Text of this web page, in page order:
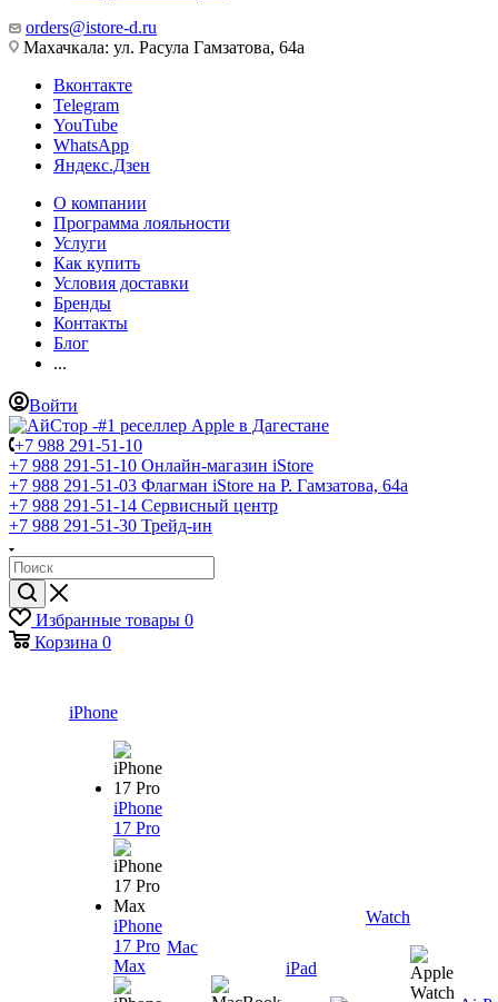
orders@istore-d.ru
Махачкала: ул. Расула Гамзатова, 64а
Вконтакте
Telegram
YouTube
WhatsApp
Яндекс.Дзен
О компании
Программа лояльности
Услуги
Как купить
Условия доставки
Бренды
Контакты
Блог
...
Войти
+7 988 291-51-10
+7 988 291-51-10 Онлайн-магазин iStore
+7 988 291-51-03 Флагман iStore на Р. Гамзатова, 64а
+7 988 291-51-14 Сервисный центр
+7 988 291-51-30 Трейд-ин
Избранные товары 0
Корзина 0
iPhone
iPhone
17 Pro
iPhone
17 Pro
Max
Mac
iPad
Watch